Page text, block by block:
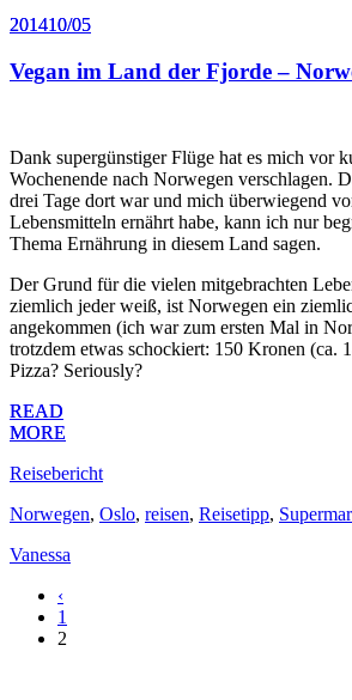
201410/05
201410/05
Vegan im Land der Fjorde –
Dank supergünstiger Flüge hat es mich vor
Wochenende nach Norwegen verschlagen.
drei Tage dort war und mich überwiegend
Lebensmitteln ernährt habe, kann ich nur
Thema Ernährung in diesem Land sagen.
Der Grund für die vielen mitgebrachten
ziemlich jeder weiß, ist Norwegen ein
angekommen (ich war zum ersten Mal in
trotzdem etwas schockiert: 150 Kronen (ca.
Pizza? Seriously?
READ
MORE
READ
MORE
Reisebericht
Norwegen, Oslo, reisen, Reisetipp,
Vanessa
‹
1
2